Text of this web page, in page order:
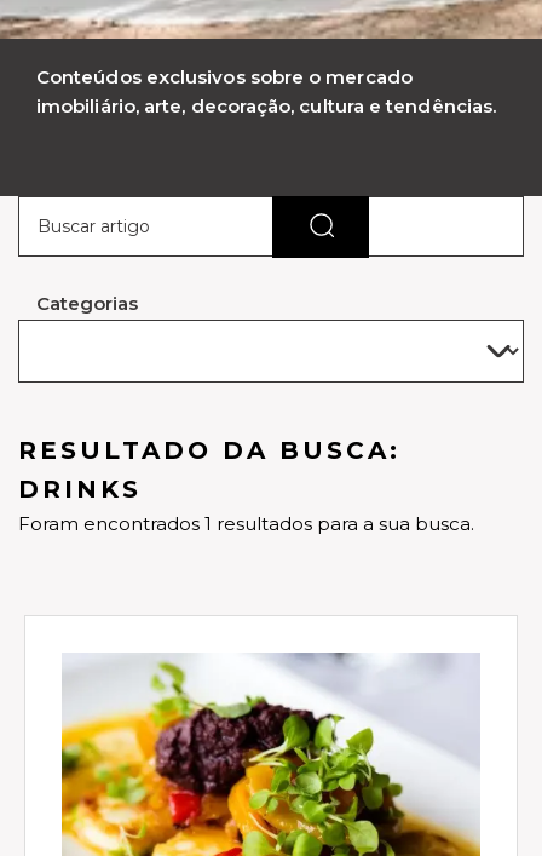
Conteúdos exclusivos sobre o mercado
imobiliário, arte, decoração, cultura e tendências.
Categorias
RESULTADO DA BUSCA:
DRINKS
Foram encontrados 1 resultados para a sua busca.